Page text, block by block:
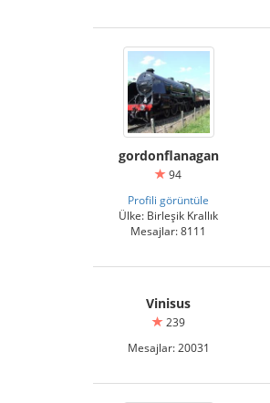
gordonflanagan
94
Profili görüntüle
Ülke: Birleşik Krallık
Mesajlar: 8111
Vinisus
239
Mesajlar: 20031